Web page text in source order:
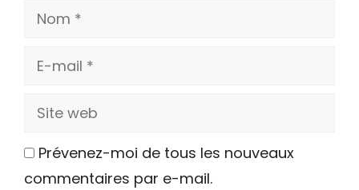
Nom
E-
Site
Prévenez-moi de tous les nouveaux
commentaires par e-mail.